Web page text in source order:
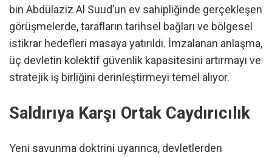
bin Abdülaziz Al Suud’un ev sahipliğinde gerçekleşen
görüşmelerde, tarafların tarihsel bağları ve bölgesel
istikrar hedefleri masaya yatırıldı. İmzalanan anlaşma,
üç devletin kolektif güvenlik kapasitesini artırmayı ve
stratejik iş birliğini derinleştirmeyi temel alıyor.
Saldırıya Karşı Ortak Caydırıcılık
Yeni savunma doktrini uyarınca, devletlerden